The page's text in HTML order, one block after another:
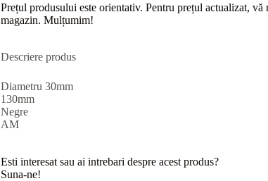
Prețul produsului este orientativ. Pentru prețul actualizat, vă
magazin. Mulțumim!
Descriere produs
Diametru 30mm
130mm
Negre
AM
Esti interesat sau ai intrebari despre acest produs?
Suna-ne!